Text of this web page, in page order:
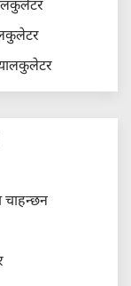
चाहन्छन